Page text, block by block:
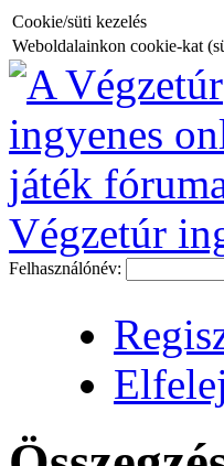
Cookie/süti kezelés
Weboldalainkon cookie-kat
Végzetúr
Felhasználónév: